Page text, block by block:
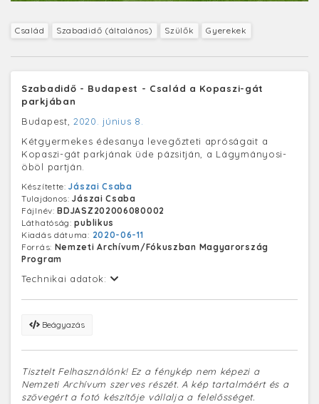
Család Szabadidő (általános) Szülők Gyerekek
Szabadidő - Budapest - Család a Kopaszi-gát
parkjában
Budapest, 2020. június 8.
Kétgyermekes édesanya levegőzteti apróságait a
Kopaszi-gát parkjának üde pázsitján, a Lágymányosi-
öböl partján.
Készítette:Jászai Csaba
Tulajdonos:Jászai Csaba
Fájlnév:BDJASZ202006080002
Láthatóság:publikus
Kiadás dátuma: 2020-06-11
Forrás: Nemzeti Archívum/Fókuszban Magyarország
Program
Technikai adatok:
Beágyazás
Tisztelt Felhasználónk! Ez a fénykép nem képezi a
Nemzeti Archívum szerves részét. A kép tartalmáért és a
szövegért a fotó készítője vállalja a felelősséget.